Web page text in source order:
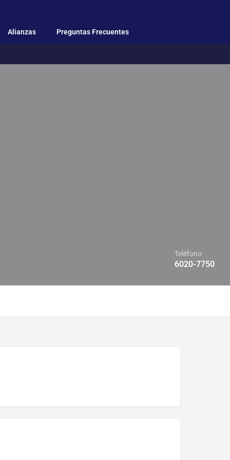
Alianzas Preguntas Frecuentes
Teléfono
6020-7750